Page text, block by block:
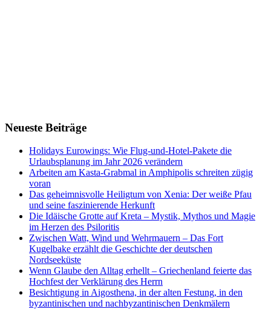
Neueste Beiträge
Holidays Eurowings: Wie Flug-und-Hotel-Pakete die
Urlaubsplanung im Jahr 2026 verändern
Arbeiten am Kasta-Grabmal in Amphipolis schreiten zügig
voran
Das geheimnisvolle Heiligtum von Xenia: Der weiße Pfau
und seine faszinierende Herkunft
Die Idäische Grotte auf Kreta – Mystik, Mythos und Magie
im Herzen des Psiloritis
Zwischen Watt, Wind und Wehrmauern – Das Fort
Kugelbake erzählt die Geschichte der deutschen
Nordseeküste
Wenn Glaube den Alltag erhellt – Griechenland feierte das
Hochfest der Verklärung des Herrn
Besichtigung in Aigosthena, in der alten Festung, in den
byzantinischen und nachbyzantinischen Denkmälern